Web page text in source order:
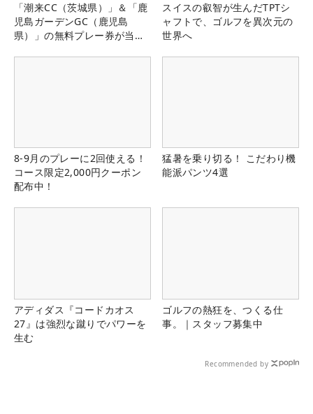
「潮来CC（茨城県）」＆「鹿
児島ガーデンGC（鹿児島
県）」の無料プレー券が当た
スイスの叡智が生んだTPTシ
ャフトで、ゴルフを異次元の
世界へ
8-9月のプレーに2回使える！
コース限定2,000円クーポン
配布中！
猛暑を乗り切る！ こだわり機
能派パンツ4選
アディダス『コードカオス
27』は強烈な蹴りでパワーを
生む
ゴルフの熱狂を、つくる仕
事。｜スタッフ募集中
Recommended by